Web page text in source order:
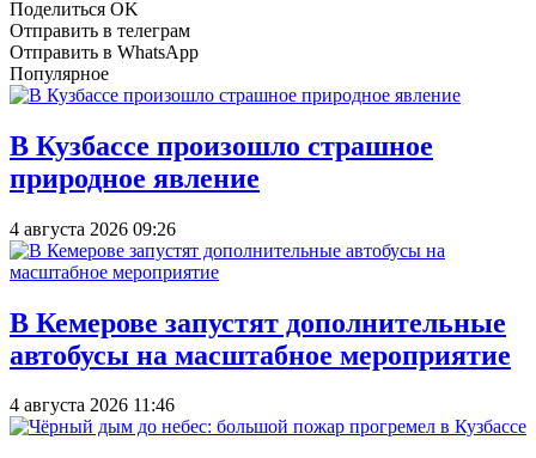
Поделиться OK
Отправить в телеграм
Отправить в WhatsApp
Популярное
В Кузбассе произошло страшное
природное явление
4 августа 2026 09:26
В Кемерове запустят дополнительные
автобусы на масштабное мероприятие
4 августа 2026 11:46